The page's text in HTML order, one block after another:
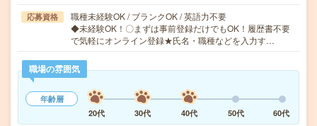
応募資格
職種未経験OK / ブランクOK / 英語力不要
◆未経験OK！〇まずは事前登録だけでもOK！履歴書不要
で気軽にオンライン登録★氏名・職種などを入力す…
職場の雰囲気
年齢層
20代
30代 40代 50代 60代